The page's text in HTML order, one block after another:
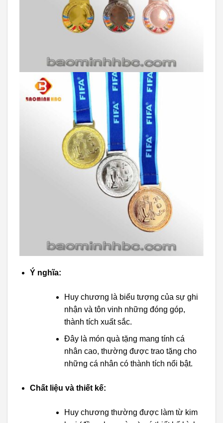
Ý nghĩa:
Huy chương là biểu tượng của sự ghi
nhận và tôn vinh những đóng góp,
thành tích xuất sắc.
Đây là món quà tặng mang tính cá
nhân cao, thường được trao tặng cho
những cá nhân có thành tích nổi bật.
Chất liệu và thiết kế:
Huy chương thường được làm từ kim